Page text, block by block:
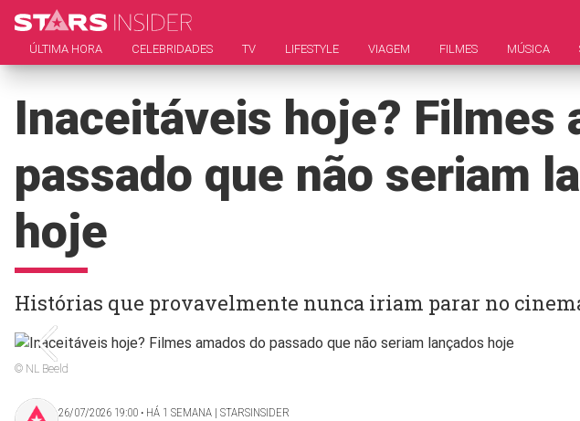
ÚLTIMA HORA CELEBRIDADES TV LIFESTYLE VIAGEM FILMES MÚSICA
Inaceitáveis hoje? Filmes
passado que não seriam
hoje
Histórias que provavelmente nunca iriam parar no
© NL Beeld
26/07/2026 19:00 ‧ HÁ 1 SEMANA | STARSINSIDER